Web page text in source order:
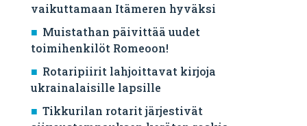
vaikuttamaan Itämeren hyväksi
Muistathan päivittää uudet
toimihenkilöt Romeoon!
Rotaripiirit lahjoittavat kirjoja
ukrainalaisille lapsille
Tikkurilan rotarit järjestivät